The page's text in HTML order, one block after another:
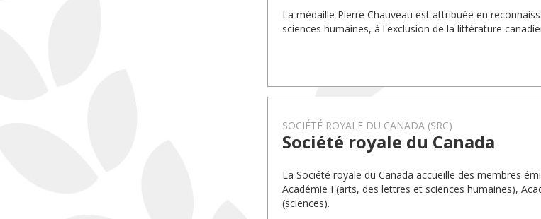
La médaille Pierre Chauveau est attribuée en
sciences humaines, à l'exclusion de la littérature
SOCIÉTÉ ROYALE DU CANADA (SRC)
Société royale du Canada
La Société royale du Canada accueille des membres
Académie I (arts, des lettres et sciences humaines),
(sciences).